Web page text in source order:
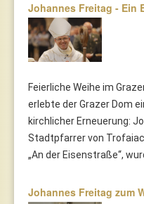
Johannes Freitag -
Feierliche Weihe im
erlebte der Grazer Dom
kirchlicher Erneuerung:
Stadtpfarrer von
„An der Eisenstraße“,
Johannes Freitag zum